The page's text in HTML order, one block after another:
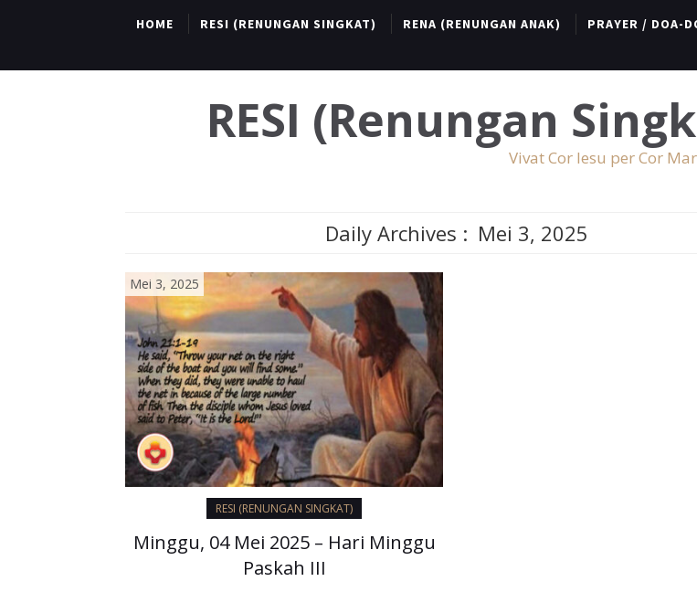
HOME RESI (RENUNGAN SINGKAT) RENA (RENUNGAN ANAK) PRAYER / DOA-
RESI (Renungan
Vivat Cor Iesu per Cor
Daily Archives : Mei 3, 2025
Mei 3, 2025
RESI (RENUNGAN SINGKAT)
Minggu, 04 Mei 2025 – Hari Minggu
Paskah III